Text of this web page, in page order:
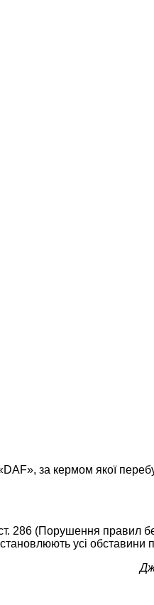
за кермом якої
286 (Порушення правил
усі обставини